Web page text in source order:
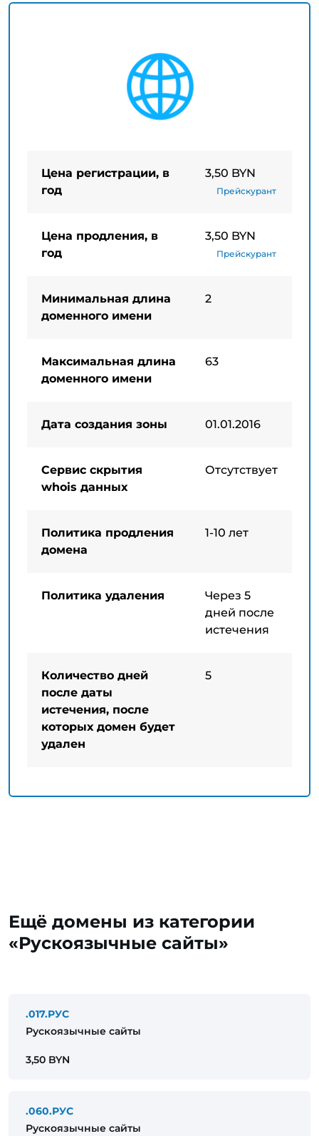
Цена регистрации, в
год
3,50 BYN
Прейскурант
Цена продления, в
год
3,50 BYN
Прейскурант
Минимальная длина
доменного имени
2
Максимальная длина
доменного имени
63
Дата создания зоны 01.01.2016
Сервис скрытия
whois данных
Отсутствует
Политика продления
домена
1-10 лет
Политика удаления
Через 5
дней после
истечения
Количество дней
после даты
истечения, после
которых домен будет
удален
5
Ещё домены из категории
«Рускоязычные сайты»
.017.РУС
Рускоязычные сайты
3,50 BYN
.060.РУС
Рускоязычные сайты